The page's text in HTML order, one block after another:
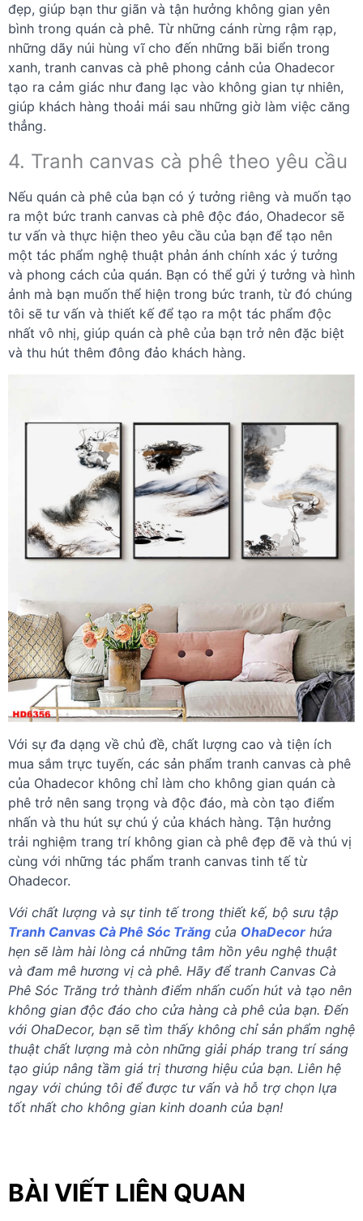
đẹp, giúp bạn thư giãn và tận hưởng không gian yên
bình trong quán cà phê. Từ những cánh rừng rậm rạp,
những dãy núi hùng vĩ cho đến những bãi biển trong
xanh, tranh canvas cà phê phong cảnh của Ohadecor
tạo ra cảm giác như đang lạc vào không gian tự nhiên,
giúp khách hàng thoải mái sau những giờ làm việc căng
thẳng.
4. Tranh canvas cà phê theo yêu cầu
Nếu quán cà phê của bạn có ý tưởng riêng và muốn tạo
ra một bức tranh canvas cà phê độc đáo, Ohadecor sẽ
tư vấn và thực hiện theo yêu cầu của bạn để tạo nên
một tác phẩm nghệ thuật phản ánh chính xác ý tưởng
và phong cách của quán. Bạn có thể gửi ý tưởng và hình
ảnh mà bạn muốn thể hiện trong bức tranh, từ đó chúng
tôi sẽ tư vấn và thiết kế để tạo ra một tác phẩm độc
nhất vô nhị, giúp quán cà phê của bạn trở nên đặc biệt
và thu hút thêm đông đảo khách hàng.
Với sự đa dạng về chủ đề, chất lượng cao và tiện ích
mua sắm trực tuyến, các sản phẩm tranh canvas cà phê
của Ohadecor không chỉ làm cho không gian quán cà
phê trở nên sang trọng và độc đáo, mà còn tạo điểm
nhấn và thu hút sự chú ý của khách hàng. Tận hưởng
trải nghiệm trang trí không gian cà phê đẹp đẽ và thú vị
cùng với những tác phẩm tranh canvas tinh tế từ
Ohadecor.
Với chất lượng và sự tinh tế trong thiết kế, bộ sưu tập
Tranh Canvas Cà Phê Sóc Trăng của OhaDecor hứa
hẹn sẽ làm hài lòng cả những tâm hồn yêu nghệ thuật
và đam mê hương vị cà phê. Hãy để tranh Canvas Cà
Phê Sóc Trăng trở thành điểm nhấn cuốn hút và tạo nên
không gian độc đáo cho cửa hàng cà phê của bạn. Đến
với OhaDecor, bạn sẽ tìm thấy không chỉ sản phẩm nghệ
thuật chất lượng mà còn những giải pháp trang trí sáng
tạo giúp nâng tầm giá trị thương hiệu của bạn. Liên hệ
ngay với chúng tôi để được tư vấn và hỗ trợ chọn lựa
tốt nhất cho không gian kinh doanh của bạn!
BÀI VIẾT LIÊN QUAN